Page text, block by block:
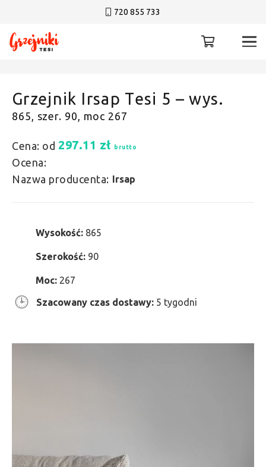
720 855 733
Grzejnik Irsap Tesi 5 – wys.
865, szer. 90, moc 267
Cena: od 297.11 zł brutto
Ocena:
Nazwa producenta: Irsap
Wysokość: 865
Szerokość: 90
Moc: 267
Szacowany czas dostawy: 5 tygodni